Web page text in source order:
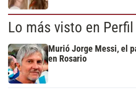
Lo más visto en Perfil
Murió Jorge Messi, el
en Rosario